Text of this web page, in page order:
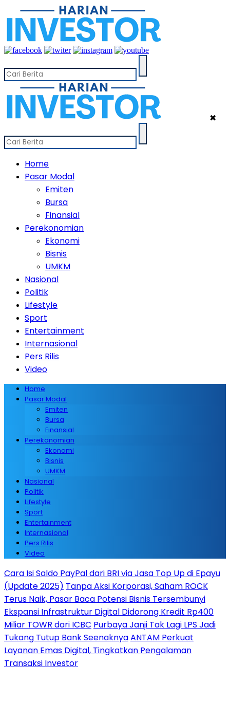
✖
Home
Pasar Modal
Emiten
Bursa
Finansial
Perekonomian
Ekonomi
Bisnis
UMKM
Nasional
Politik
Lifestyle
Sport
Entertainment
Internasional
Pers Rilis
Video
Home
Pasar Modal
Emiten
Bursa
Finansial
Perekonomian
Ekonomi
Bisnis
UMKM
Nasional
Politik
Lifestyle
Sport
Entertainment
Internasional
Pers Rilis
Video
Cara Isi Saldo PayPal dari BRI via Jasa Top Up di Epayu
(Update 2025) Tanpa Aksi Korporasi, Saham ROCK
Terus Naik, Pasar Baca Potensi Bisnis Tersembunyi
Ekspansi Infrastruktur Digital Didorong Kredit Rp400
Miliar TOWR dari ICBC Purbaya Janji Tak Lagi LPS Jadi
Tukang Tutup Bank SeenaknyaANTAM Perkuat
Layanan Emas Digital, Tingkatkan Pengalaman
Transaksi Investor